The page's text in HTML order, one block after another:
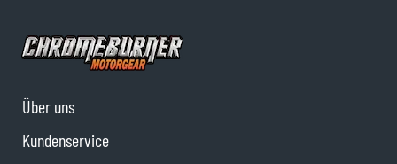
Über uns
Kundenservice